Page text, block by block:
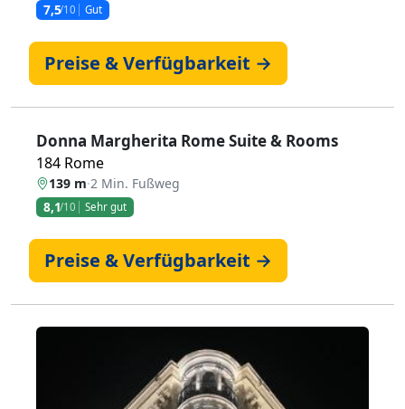
7,5/10 Gut
Preise & Verfügbarkeit →
Donna Margherita Rome Suite & Rooms
184 Rome
139 m·2 Min. Fußweg
8,1/10 Sehr gut
Preise & Verfügbarkeit →